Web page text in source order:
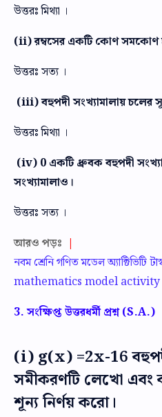
উত্তরঃ মিথ্যা ।
(ii) রম্বসের একটি কোণ সমকোণ
উত্তরঃ সত্য ।
(iii) বহুপদী সংখ্যামালায় চলের
উত্তরঃ মিথ্যা ।
(iv) 0 একটি ধ্রুবক বহুপদী
সংখ্যামালাও।
উত্তরঃ সত্য ।
আরও পড়ঃ |
নবম শ্রেনি গণিত মডেল অ্যাক্টিভিটি
mathematics model
3. সংক্ষিপ্ত উত্তরধর্মী প্রশ্ন (S.A.)
(i) g(x) =2x-16
সমীকরণটি লেখো এবং
শূন্য নির্ণয় করো।